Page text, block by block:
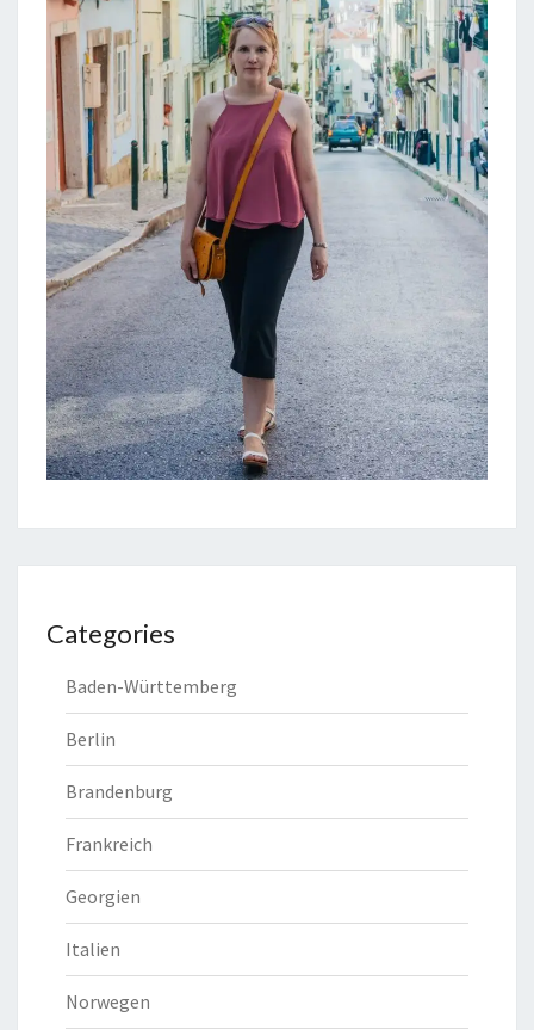
Categories
Baden-Württemberg
Berlin
Brandenburg
Frankreich
Georgien
Italien
Norwegen